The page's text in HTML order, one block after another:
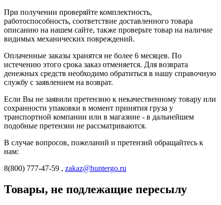
При получении проверяйте комплектность,
работоспособность, соответствие доставленного товара
описанию на нашем сайте, также проверьте товар на наличие
видимых механических повреждений.
Оплаченные заказы хранятся не более 6 месяцев. По
истечению этого срока заказ отменяется. Для возврата
денежных средств необходимо обратиться в нашу справочную
службу с заявлением на возврат.
Если Вы не заявили претензию к некачественному товару или
сохранности упаковки в момент принятия груза у
транспортной компании или в магазине - в дальнейшем
подобные претензии не рассматриваются.
В случае вопросов, пожеланий и претензий обращайтесь к
нам:
8(800) 777-47-59 , zakaz@huntergo.ru
Товары, не подлежащие пересылу